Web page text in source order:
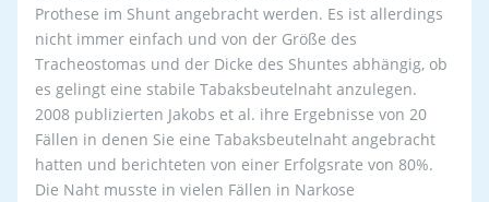
Prothese im Shunt angebracht werden. Es ist allerdings
nicht immer einfach und von der Größe des
Tracheostomas und der Dicke des Shuntes abhängig, ob
es gelingt eine stabile Tabaksbeutelnaht anzulegen.
2008 publizierten Jakobs et al. ihre Ergebnisse von 20
Fällen in denen Sie eine Tabaksbeutelnaht angebracht
hatten und berichteten von einer Erfolgsrate von 80%.
Die Naht musste in vielen Fällen in Narkose